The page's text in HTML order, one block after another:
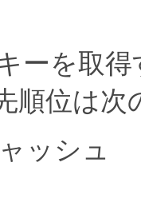
ーを取
順位は
ッシュ